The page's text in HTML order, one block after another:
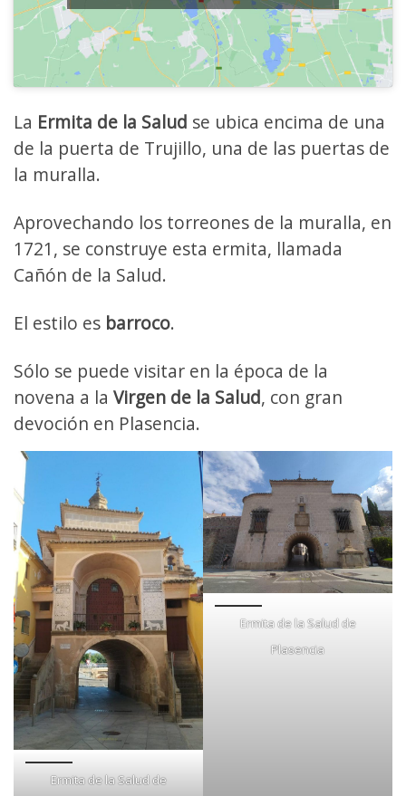
La Ermita de la Salud se ubica encima de una
de la puerta de Trujillo, una de las puertas de
la muralla.
Aprovechando los torreones de la muralla, en
1721, se construye esta ermita, llamada
Cañón de la Salud.
El estilo es barroco.
Sólo se puede visitar en la época de la
novena a la Virgen de la Salud, con gran
devoción en Plasencia.
Ermita de la Salud de
Ermita de la Salud de
Plasencia